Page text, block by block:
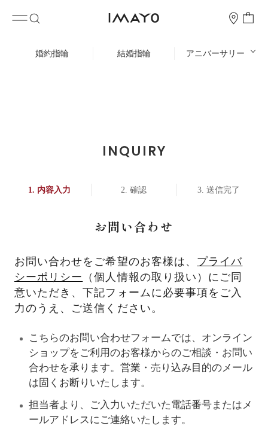
婚約指輪 結婚指輪 アニバーサリー
INQUIRY
内容入力 確認 送信完了
お問い合わせ
お問い合わせをご希望のお客様は、 プライバ
シーポリシー
（個人情報の取り扱い）にご同
意いただき、下記フォームに必要事項をご入
力のうえ、ご送信ください。
こちらのお問い合わせフォームでは、オンライン
ショップをご利用のお客様からのご相談・お問い
合わせを承ります。営業・売り込み目的のメール
は固くお断りいたします。
担当者より、ご入力いただいた電話番号またはメ
ールアドレスにご連絡いたします。